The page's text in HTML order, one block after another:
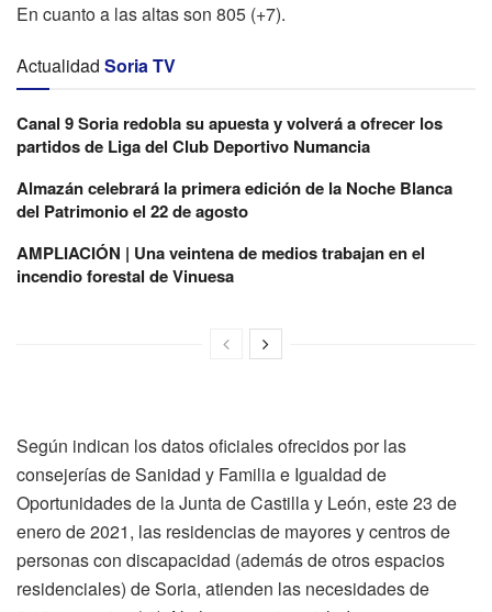
En cuanto a las altas son 805 (+7).
Actualidad Soria TV
Canal 9 Soria redobla su apuesta y volverá a ofrecer los
partidos de Liga del Club Deportivo Numancia
Almazán celebrará la primera edición de la Noche Blanca
del Patrimonio el 22 de agosto
AMPLIACIÓN | Una veintena de medios trabajan en el
incendio forestal de Vinuesa
Según indican los datos oficiales ofrecidos por las
consejerías de Sanidad y Familia e Igualdad de
Oportunidades de la Junta de Castilla y León, este 23 de
enero de 2021, las residencias de mayores y centros de
personas con discapacidad (además de otros espacios
residenciales) de Soria, atienden las necesidades de